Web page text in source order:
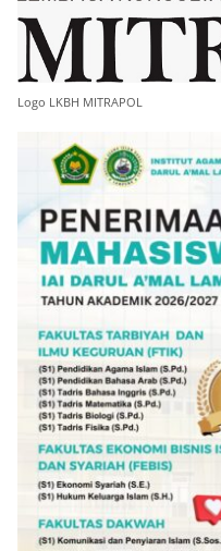
Logo LKBH MITRAPOL